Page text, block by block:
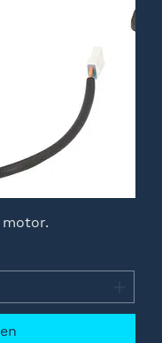
motor.